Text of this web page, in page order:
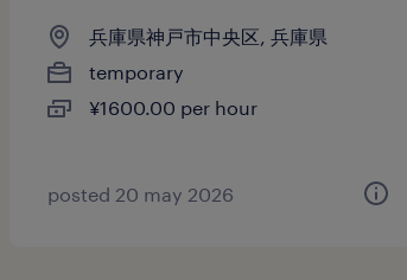
兵庫県神戸市中央区, 兵庫県
temporary
¥1600.00 per hour
posted 20 may 2026